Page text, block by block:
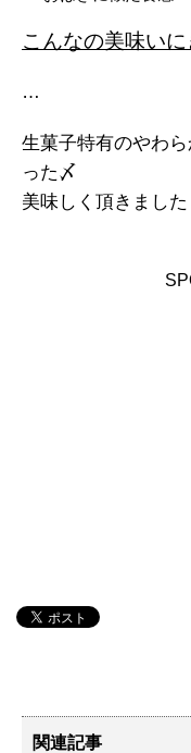
こんなの美味い
…
生菓子特有のやわ
った〆
美味しく頂きました
関連記事